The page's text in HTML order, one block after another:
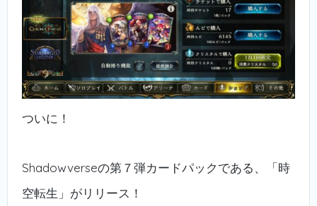
ついに！
Shadowverseの第７弾カードパックである、「時
空転生」がリリース！